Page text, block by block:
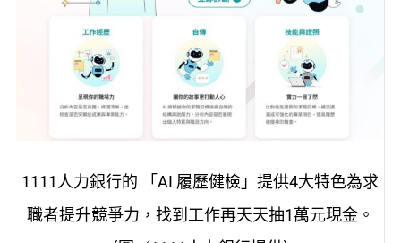
1111人力銀行的 「AI 履歷健檢 」 提供4大特色為求
職者提升競爭力，找到工作再天天抽1萬元現金。